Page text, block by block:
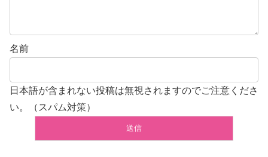
名前
日本語が含まれない投稿は無視されますのでご注意くださ
い。（スパム対策）